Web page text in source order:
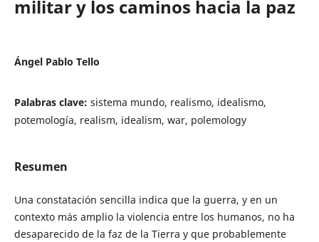
militar y los caminos hacia la paz
Ángel Pablo Tello
Palabras clave: sistema mundo, realismo, idealismo,
potemología, realism, idealism, war, polemology
Resumen
Una constatación sencilla indica que la guerra, y en un
contexto más amplio la violencia entre los humanos, no ha
desaparecido de la faz de la Tierra y que probablemente